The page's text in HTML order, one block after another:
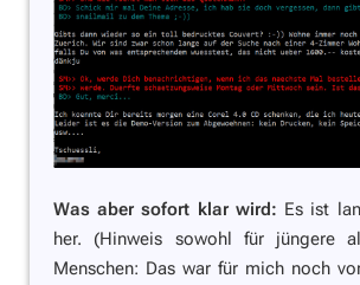
Was aber sofort klar wird: Es ist
her. (Hinweis sowohl für jüngere
Menschen: Das war für mich noch